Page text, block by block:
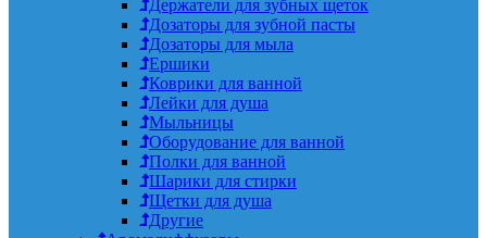
Держатели для зубных щеток
Дозаторы для зубной пасты
Дозаторы для мыла
Ершики
Коврики для ванной
Лейки для душа
Мыльницы
Оборудование для ванной
Полки для ванной
Шарики для стирки
Щетки для душа
Другие